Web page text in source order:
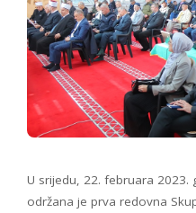
U srijedu, 22. februara 2023.
održana je prva redovna